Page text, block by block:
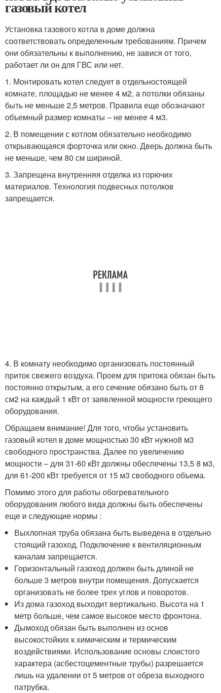
газовый котел
Установка газового котла в доме должна
соответствовать определенным требованиям. Причем
они обязательны к выполнению, не завися от того,
работает ли он для ГВС или нет.
1. Монтировать котел следует в отдельностоящей
комнате, площадью не менее 4 м2, а потолки обязаны
быть не меньше 2,5 метров. Правила еще обозначают
объемный размер комнаты – не менее 4 м3.
2. В помещении с котлом обязательно необходимо
открывающаяся форточка или окно. Дверь должна быть
не меньше, чем 80 см шириной.
3. Запрещена внутренняя отделка из горючих
материалов. Технология подвесных потолков
запрещается.
4. В комнату необходимо организовать постоянный
приток свежего воздуха. Проем для притока обязан быть
постоянно открытым, а его сечение обязано быть от 8
см2 на каждый 1 кВт от заявленной мощности греющего
оборудования.
Обращаем внимание! Для того, чтобы установить
газовый котел в доме мощностью 30 кВт нужно8 м3
свободного пространства. Далее по увеличению
мощности – для 31-60 кВт должны обеспечены 13,5 8 м3,
для 61-200 кВт требуется от 15 м3 свободного объема.
Помимо этого для работы обогревательного
оборудования любого вида должны быть обеспечены
еще и следующие нормы :
Выхлопная труба обязана быть выведена в отдельно
стоящий газоход. Подключение к вентиляционным
каналам запрещается.
Горизонтальный газоход должен быть длиной не
больше 3 метров внутри помещения. Допускается
организовать не более трех углов и поворотов.
Из дома газоход выходит вертикально. Высота на 1
метр больше, чем самое высокое место фронтона.
Дымоход обязан быть выполнен из основ
высокостойких к химическим и термическим
воздействиями. Использование основы слоистого
характера (асбестоцементные трубы) разрешается
лишь на удалении от 5 метров от обреза выходного
патрубка.